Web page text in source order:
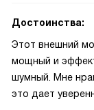
Достоинства:
Этот внешний
мощный и
шумный. Мне
это дает